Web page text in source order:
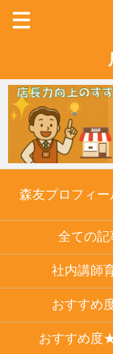
森友プロフィー
全ての記
社内講師
おすすめ
おすすめ